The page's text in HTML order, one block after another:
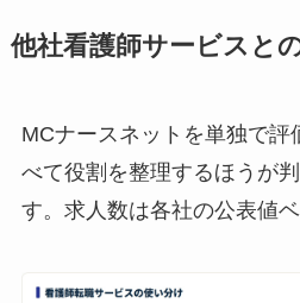
他社看護師サービスと
MCナースネットを単独で評
べて役割を整理するほうが
す。求人数は各社の公表値